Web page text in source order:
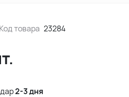
Код товара 23284
2-3 дня